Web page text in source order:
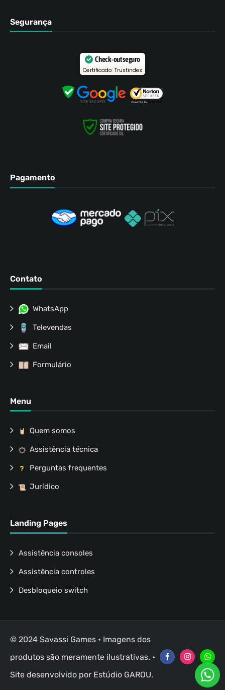
Segurança
Check-out seguro
Certificado: Trustindex
Pagamento
Contato
WhatsApp
Televendas
Email
Formulário
Menu
Quem somos
Assistência técnica
Perguntas frequentes
Jurídico
Landing Pages
Assistência consoles
Assistência controles
Desbloqueio switch
© 2024 Savassi Games • Imagens dos
produtos são meramente ilustrativas. •
Site desenvolvido por Estúdio GAROU.